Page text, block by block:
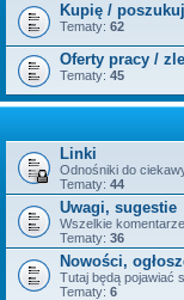
Kupię /
Tematy: 62
Oferty pracy /
Tematy: 45
Linki
Odnośniki do
Tematy: 44
Uwagi, sugestie
Wszelkie
Tematy: 36
Nowości,
Tutaj będą pojawiać
Tematy: 6